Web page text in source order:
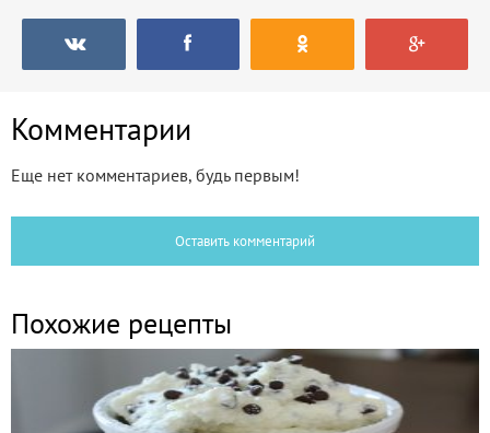
Комментарии
Еще нет комментариев, будь первым!
Оставить комментарий
Похожие рецепты